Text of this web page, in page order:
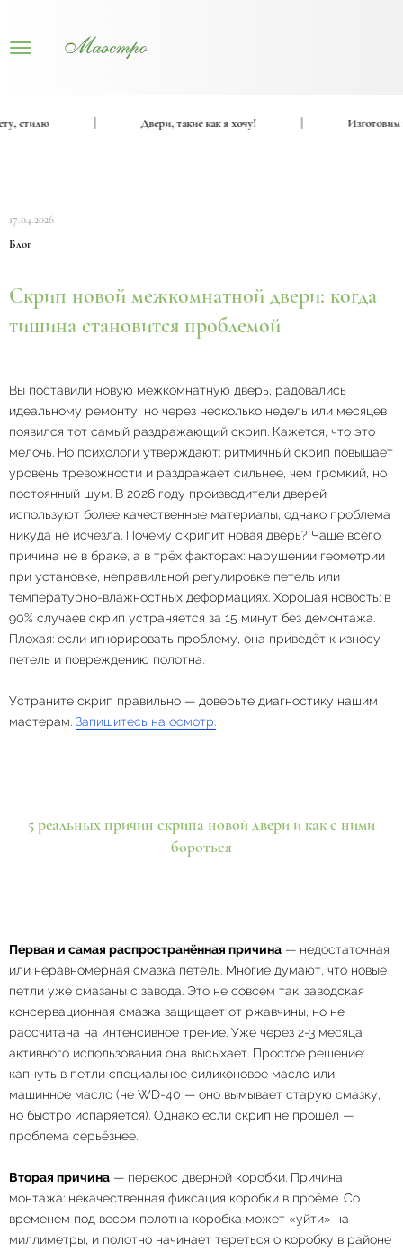
Двери, такие как я хочу! Изготовим
17.04.2026
Блог
Скрип новой межкомнатной двери: когда
тишина становится проблемой
Вы поставили новую межкомнатную дверь, радовались
идеальному ремонту, но через несколько недель или месяцев
появился тот самый раздражающий скрип. Кажется, что это
мелочь. Но психологи утверждают: ритмичный скрип повышает
уровень тревожности и раздражает сильнее, чем громкий, но
постоянный шум. В 2026 году производители дверей
используют более качественные материалы, однако проблема
никуда не исчезла. Почему скрипит новая дверь? Чаще всего
причина не в браке, а в трёх факторах: нарушении геометрии
при установке, неправильной регулировке петель или
температурно-влажностных деформациях. Хорошая новость: в
90% случаев скрип устраняется за 15 минут без демонтажа.
Плохая: если игнорировать проблему, она приведёт к износу
петель и повреждению полотна.
Устраните скрип правильно — доверьте диагностику нашим
мастерам. Запишитесь на осмотр.
5 реальных причин скрипа новой двери и как с ними
бороться
Первая и самая распространённая причина — недостаточная
или неравномерная смазка петель. Многие думают, что новые
петли уже смазаны с завода. Это не совсем так: заводская
консервационная смазка защищает от ржавчины, но не
рассчитана на интенсивное трение. Уже через 2-3 месяца
активного использования она высыхает. Простое решение:
капнуть в петли специальное силиконовое масло или
машинное масло (не WD-40 — оно вымывает старую смазку,
но быстро испаряется). Однако если скрип не прошёл —
проблема серьёзнее.
Вторая причина — перекос дверной коробки. Причина
монтажа: некачественная фиксация коробки в проёме. Со
временем под весом полотна коробка может «уйти» на
миллиметры, и полотно начинает тереться о коробку в районе